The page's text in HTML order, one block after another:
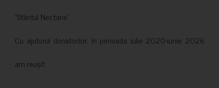
”Sfântul Nectarie”.
Cu ajutorul donatorilor, în perioada iulie 2020-iunie 2026
am reușit: